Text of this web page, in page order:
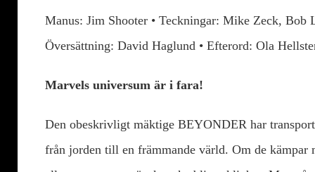
Manus: Jim Shooter • Teckningar: Mike Zeck, Bob
Översättning: David Haglund • Efterord: Ola
Marvels universum är i fara!
Den obeskrivligt mäktige BEYONDER har
från jorden till en främmande värld. Om de kämpar